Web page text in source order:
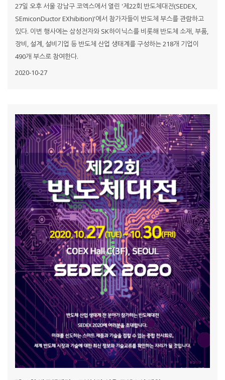
27일 오후 서울 강남구 코엑스에서 열린 '제22회 반도체대전(SEDEX,
SEmiconDuctor EXhibition)'에서 참가자들이 반도체 부스를 관람하고
있다. 이번 행사에는 삼성전자와 SK하이닉스를 비롯해 반도체 소재, 부품,
장비, 설계, 설비기업 등 반도체 산업 생태계를 구성하는 218개 기업이
490개 부스로 참여한다.
2020-10-27